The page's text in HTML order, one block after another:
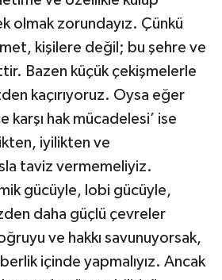
olmak zorundayız. Çünkü
kişilere değil; bu şehre ve
Bazen küçük çekişmelerle
kaçırıyoruz. Oysa eğer
karşı hak mücadelesi’ ise
iyilikten ve
taviz vermemeliyiz.
gücüyle, lobi gücüyle,
daha güçlü çevreler
ve hakkı savunuyorsak,
içinde yapmalıyız. Ancak